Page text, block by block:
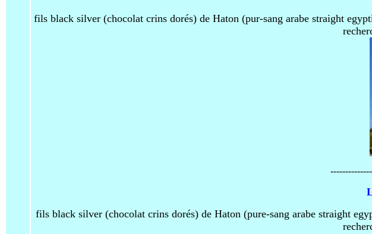
fils black silver (chocolat crins dorés) de Haton (pur-sang arabe straight
fils black silver (chocolat crins dorés) de Haton (pure-sang arabe straight